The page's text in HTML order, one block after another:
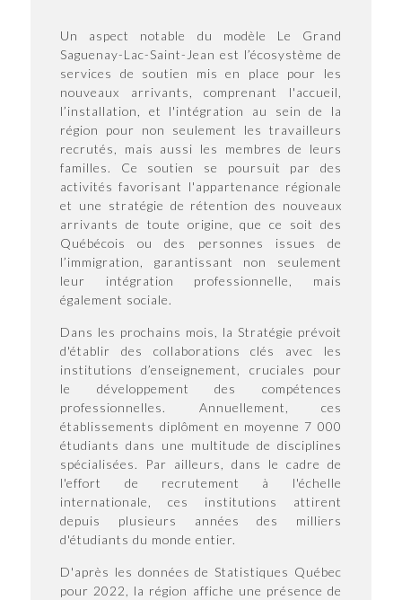
Un aspect notable du modèle Le Grand
Saguenay-Lac-Saint-Jean est l’écosystème de
services de soutien mis en place pour les
nouveaux arrivants, comprenant l'accueil,
l’installation, et l'intégration au sein de la
région pour non seulement les travailleurs
recrutés, mais aussi les membres de leurs
familles. Ce soutien se poursuit par des
activités favorisant l'appartenance régionale
et une stratégie de rétention des nouveaux
arrivants de toute origine, que ce soit des
Québécois ou des personnes issues de
l’immigration, garantissant non seulement
leur intégration professionnelle, mais
également sociale.
Dans les prochains mois, la Stratégie prévoit
d'établir des collaborations clés avec les
institutions d’enseignement, cruciales pour
le développement des compétences
professionnelles. Annuellement, ces
établissements diplôment en moyenne 7 000
étudiants dans une multitude de disciplines
spécialisées. Par ailleurs, dans le cadre de
l'effort de recrutement à l'échelle
internationale, ces institutions attirent
depuis plusieurs années des milliers
d'étudiants du monde entier.
D'après les données de Statistiques Québec
pour 2022, la région affiche une présence de